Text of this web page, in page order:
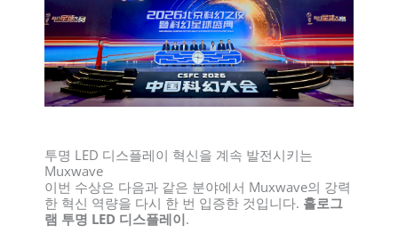
투명 LED 디스플레이 혁신을 계속 발전시키는
Muxwave
이번 수상은 다음과 같은 분야에서 Muxwave의 강력
한 혁신 역량을 다시 한 번 입증한 것입니다. 홀로그
램 투명 LED 디스플레이.